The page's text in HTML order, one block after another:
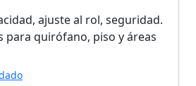
ajuste al rol, seguridad.
para quirófano, piso y áreas